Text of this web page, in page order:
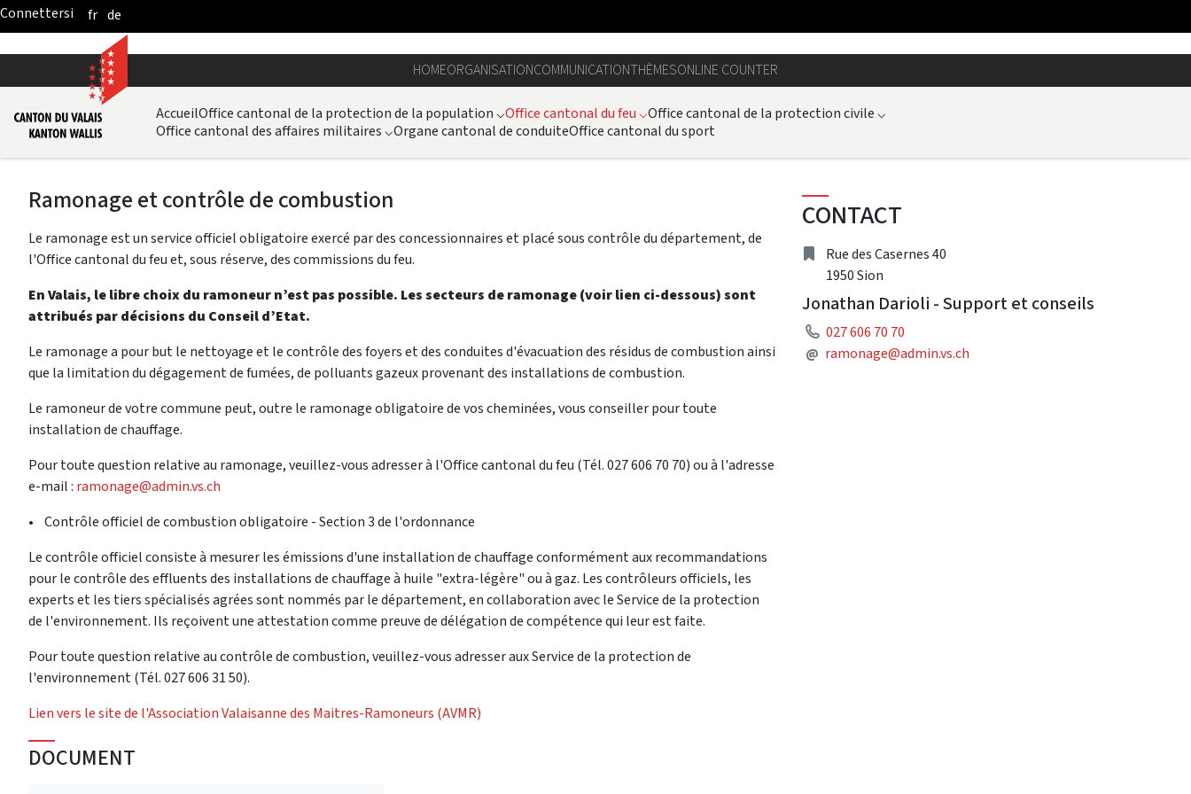
Skip to Main Content
fr de
HOMEORGANISATIONCOMMUNICATIONTHÈMESONLINE COUNTER
AccueilOffice cantonal de la protection de la population ⌵Office cantonal du feu ⌵Office cantonal de la protection civile ⌵
Office cantonal des affaires militaires ⌵Organe cantonal de conduiteOffice cantonal du sport
Ramonage et contrôle de combustion
Le ramonage est un service officiel obligatoire exercé par des concessionnaires et placé sous contrôle du département, de
l'Office cantonal du feu et, sous réserve, des commissions du feu.
En Valais, le libre choix du ramoneur n’est pas possible. Les secteurs de ramonage (voir lien ci-dessous) sont
attribués par décisions du Conseil d’Etat.
Le ramonage a pour but le nettoyage et le contrôle des foyers et des conduites d'évacuation des résidus de combustion ainsi
que la limitation du dégagement de fumées, de polluants gazeux provenant des installations de combustion.
Le ramoneur de votre commune peut, outre le ramonage obligatoire de vos cheminées, vous conseiller pour toute
installation de chauffage.
Pour toute question relative au ramonage, veuillez-vous adresser à l'Office cantonal du feu (Tél. 027 606 70 70) ou à l'adresse
e-mail : ramonage@admin.vs.ch
• Contrôle officiel de combustion obligatoire - Section 3 de l'ordonnance
Le contrôle officiel consiste à mesurer les émissions d'une installation de chauffage conformément aux recommandations
pour le contrôle des effluents des installations de chauffage à huile "extra-légère" ou à gaz. Les contrôleurs officiels, les
experts et les tiers spécialisés agrées sont nommés par le département, en collaboration avec le Service de la protection
de l'environnement. Ils reçoivent une attestation comme preuve de délégation de compétence qui leur est faite.
Pour toute question relative au contrôle de combustion, veuillez-vous adresser aux Service de la protection de
l'environnement (Tél. 027 606 31 50).
Lien vers le site de l'Association Valaisanne des Maitres-Ramoneurs (AVMR)
DOCUMENT
CONTACT
Address
Rue des Casernes 40
1950 Sion
Jonathan Darioli - Support et conseils
Phone
027 606 70 70
@ Mail
ramonage@admin.vs.ch